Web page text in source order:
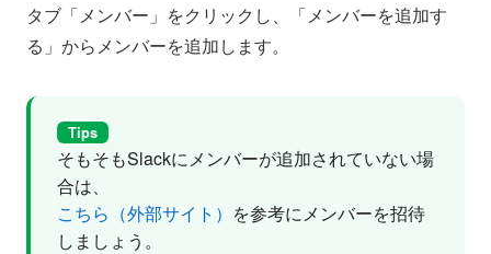
タブ「メンバー」をクリックし、「メンバーを追加す
る」からメンバーを追加します。
Tips
そもそもSlackにメンバーが追加されていない場
合は、
こちら（外部サイト） を参考にメンバーを招待
しましょう。